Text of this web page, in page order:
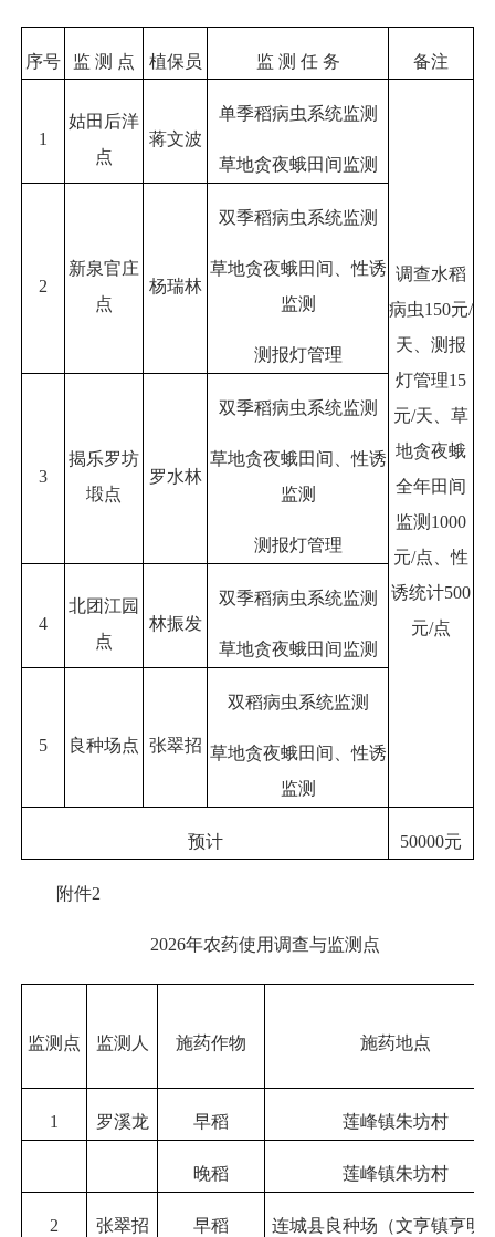
序号 监 测 点 植保员 监 测 任 务 备注
1
姑田后洋
点
蒋文波
单季稻病虫系统监测
草地贪夜蛾田间监测
调查水稻
病虫150元/
天、测报
灯管理15
元/天、草
地贪夜蛾
全年田间
监测1000
元/点、性
诱统计500
元/点
2
新泉官庄
点
杨瑞林
双季稻病虫系统监测
草地贪夜蛾田间、性诱
监测
测报灯管理
3
揭乐罗坊
塅点
罗水林
双季稻病虫系统监测
草地贪夜蛾田间、性诱
监测
测报灯管理
4
北团江园
点
林振发
双季稻病虫系统监测
草地贪夜蛾田间监测
5 良种场点 张翠招
双稻病虫系统监测
草地贪夜蛾田间、性诱
监测
预计 50000元
附件2
2026年农药使用调查与监测点
监测点 监测人 施药作物 施药地点
1 罗溪龙 早稻 莲峰镇朱坊村
晚稻 莲峰镇朱坊村
2 张翠招 早稻 连城县良种场（文亨镇亨明